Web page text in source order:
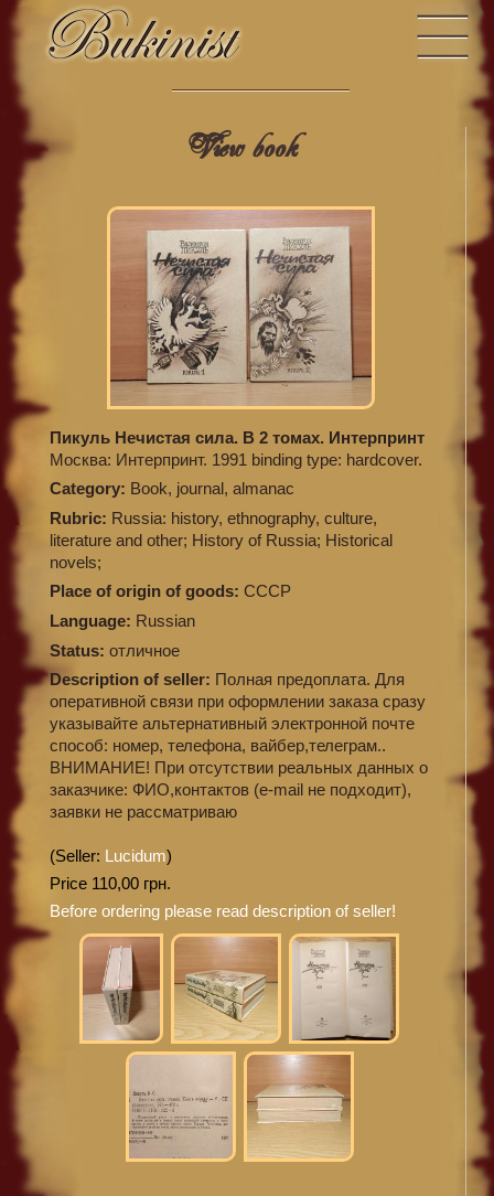
View book
Пикуль Нечистая сила. В 2 томах. Интерпринт
Москва: Интерпринт. 1991 binding type: hardcover.
Category: Book, journal, almanac
Rubric: Russia: history, ethnography, culture,
literature and other; History of Russia; Historical
novels;
Place of origin of goods: СССР
Language: Russian
Status: отличное
Description of seller: Полная предоплата. Для
оперативной связи при оформлении заказа сразу
указывайте альтернативный электронной почте
способ: номер, телефона, вайбер,телеграм..
ВНИМАНИЕ! При отсутствии реальных данных о
заказчике: ФИО,контактов (e-mail не подходит),
заявки не рассматриваю
(Seller: Lucidum)
Price 110,00 грн.
Before ordering please read description of seller!